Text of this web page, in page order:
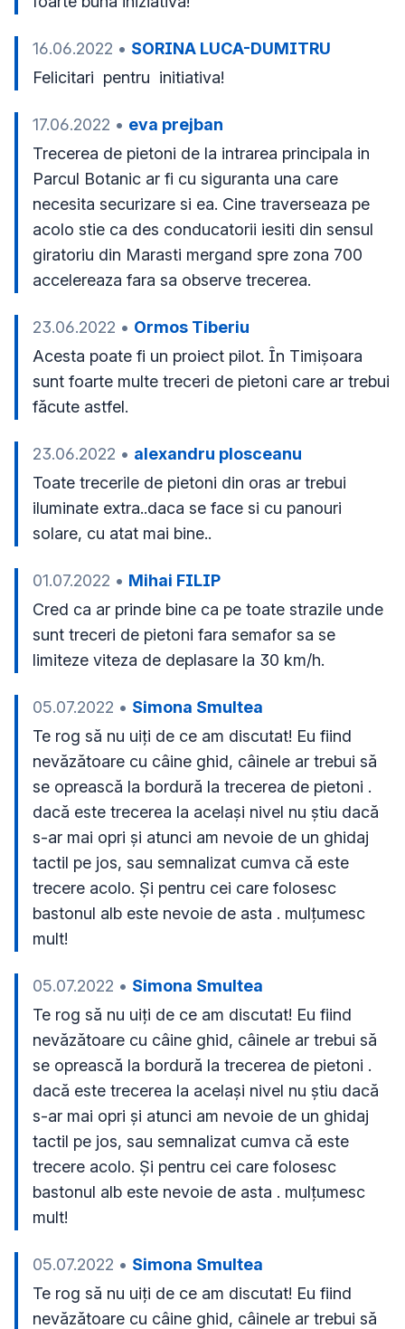
16.06.2022 • SORINA LUCA-DUMITRU
Felicitari  pentru  initiativa!
17.06.2022 • eva prejban
Trecerea de pietoni de la intrarea principala in
Parcul Botanic ar fi cu siguranta una care
necesita securizare si ea. Cine traverseaza pe
acolo stie ca des conducatorii iesiti din sensul
giratoriu din Marasti mergand spre zona 700
accelereaza fara sa observe trecerea.
23.06.2022 • Ormos Tiberiu
Acesta poate fi un proiect pilot. În Timișoara
sunt foarte multe treceri de pietoni care ar trebui
făcute astfel.
23.06.2022 • alexandru plosceanu
Toate trecerile de pietoni din oras ar trebui
iluminate extra..daca se face si cu panouri
solare, cu atat mai bine..
01.07.2022 • Mihai FILIP
Cred ca ar prinde bine ca pe toate strazile unde
sunt treceri de pietoni fara semafor sa se
limiteze viteza de deplasare la 30 km/h.
05.07.2022 • Simona Smultea
Te rog să nu uiți de ce am discutat! Eu fiind
nevăzătoare cu câine ghid, câinele ar trebui să
se oprească la bordură la trecerea de pietoni .
dacă este trecerea la același nivel nu știu dacă
s-ar mai opri și atunci am nevoie de un ghidaj
tactil pe jos, sau semnalizat cumva că este
trecere acolo. Și pentru cei care folosesc
bastonul alb este nevoie de asta . mulțumesc
mult!
05.07.2022 • Simona Smultea
Te rog să nu uiți de ce am discutat! Eu fiind
nevăzătoare cu câine ghid, câinele ar trebui să
se oprească la bordură la trecerea de pietoni .
dacă este trecerea la același nivel nu știu dacă
s-ar mai opri și atunci am nevoie de un ghidaj
tactil pe jos, sau semnalizat cumva că este
trecere acolo. Și pentru cei care folosesc
bastonul alb este nevoie de asta . mulțumesc
mult!
05.07.2022 • Simona Smultea
Te rog să nu uiți de ce am discutat! Eu fiind
nevăzătoare cu câine ghid, câinele ar trebui să